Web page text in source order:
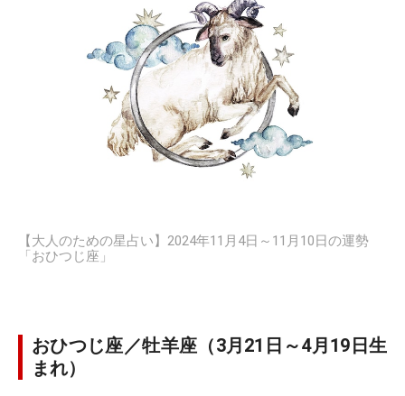
【大人のための星占い】2024年11月4日～11月10日の運勢
「おひつじ座」
おひつじ座／牡羊座（3月21日～4月19日生
まれ）